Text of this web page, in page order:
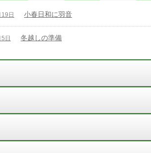
日 小春日和に羽音
日 冬越しの準備